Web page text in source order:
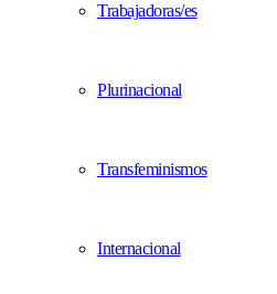
Trabajadoras/es
Plurinacional
Transfeminismos
Internacional